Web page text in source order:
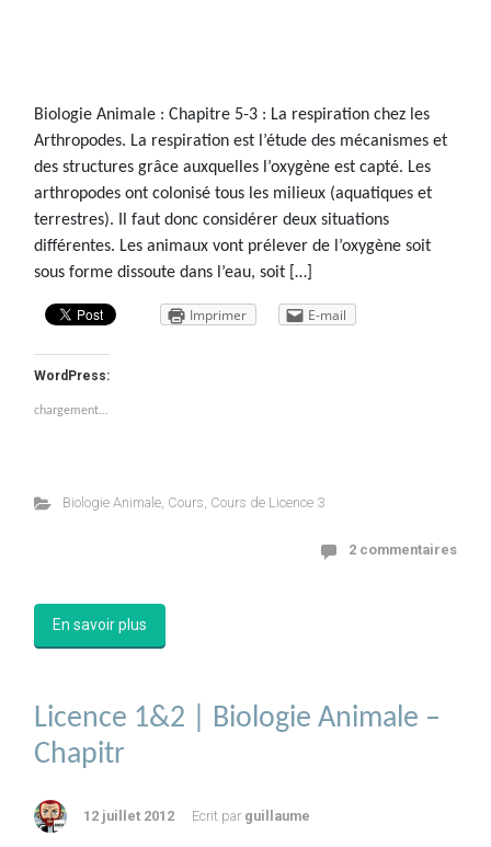
Biologie Animale : Chapitre 5-3 : La respiration chez les
Arthropodes. La respiration est l’étude des mécanismes et
des structures grâce auxquelles l’oxygène est capté. Les
arthropodes ont colonisé tous les milieux (aquatiques et
terrestres). Il faut donc considérer deux situations
différentes. Les animaux vont prélever de l’oxygène soit
sous forme dissoute dans l’eau, soit […]
Imprimer E-mail
WordPress:
chargement…
Biologie Animale, Cours Cours de Licence 3
2 commentaires
En savoir plus
Licence 1&2 | Biologie Animale –
Chapitr
12 juillet 2012 Ecrit par guillaume